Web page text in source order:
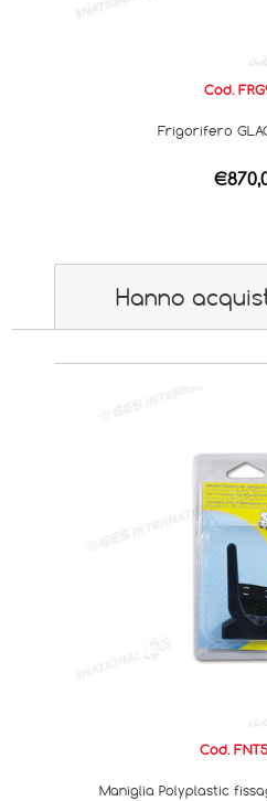
Cod.
Frigorifero
Hanno
Cod.
Maniglia Polyplastic